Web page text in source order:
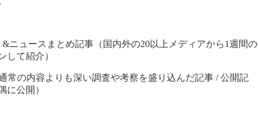
ニュースまとめ記事（国内外の20以上メディアから1週間の
して紹介）
常の内容よりも深い調査や考察を盛り込んだ記事 / 公開記
に公開）